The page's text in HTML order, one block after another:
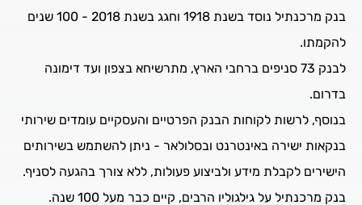
בנק מרכנתיל נוסד בשנת 1918 וחגג בשנת 2018 - 100 שנים
להקמתו.
לבנק 73 סניפים ברחבי הארץ, מתרשיחא בצפון ועד דימונה
בדרום.
בנוסף, לרשות לקוחות הבנק הפרטיים והעסקיים עומדים שירותי
בנקאות ישירה באינטרנט ובסלולאר - ניתן להשתמש בשירותים
הישירים לקבלת מידע ולביצוע פעולות, ללא צורך בהגעה לסניף.
בנק מרכנתיל על גילגוליו הרבים, קיים כבר מעל 100 שנה.